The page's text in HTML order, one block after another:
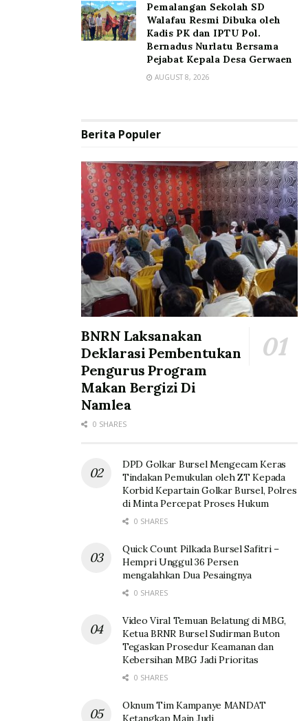
Pemalangan Sekolah SD
Walafau Resmi Dibuka oleh
Kadis PK dan IPTU Pol.
Bernadus Nurlatu Bersama
Pejabat Kepala Desa Gerwaen
AUGUST 8, 2026
Berita Populer
BNRN Laksanakan
Deklarasi Pembentukan
Pengurus Program
Makan Bergizi Di
Namlea
0 SHARES
DPD Golkar Bursel Mengecam Keras
Tindakan Pemukulan oleh ZT Kepada
Korbid Kepartain Golkar Bursel, Polres
di Minta Percepat Proses Hukum
0 SHARES
Quick Count Pilkada Bursel Safitri –
Hempri Unggul 36 Persen
mengalahkan Dua Pesaingnya
0 SHARES
Video Viral Temuan Belatung di MBG,
Ketua BRNR Bursel Sudirman Buton
Tegaskan Prosedur Keamanan dan
Kebersihan MBG Jadi Prioritas
0 SHARES
Oknum Tim Kampanye MANDAT
Ketangkap Main Judi